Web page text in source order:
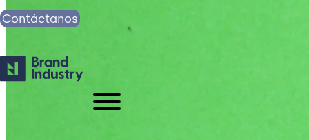
Contáctanos